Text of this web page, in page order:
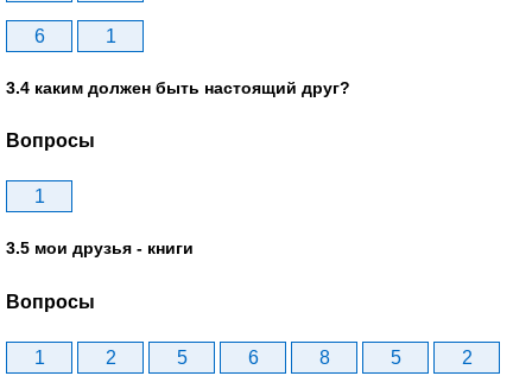
6 1
3.4 каким должен быть настоящий друг?
Вопросы
1
3.5 мои друзья - книги
Вопросы
1 2 5 6 8 5 2